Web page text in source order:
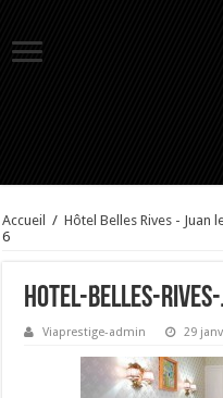
Accueil / Hôtel Belles Rives - Juan
6
Hotel-Belles-
Viaprestige-admin 29